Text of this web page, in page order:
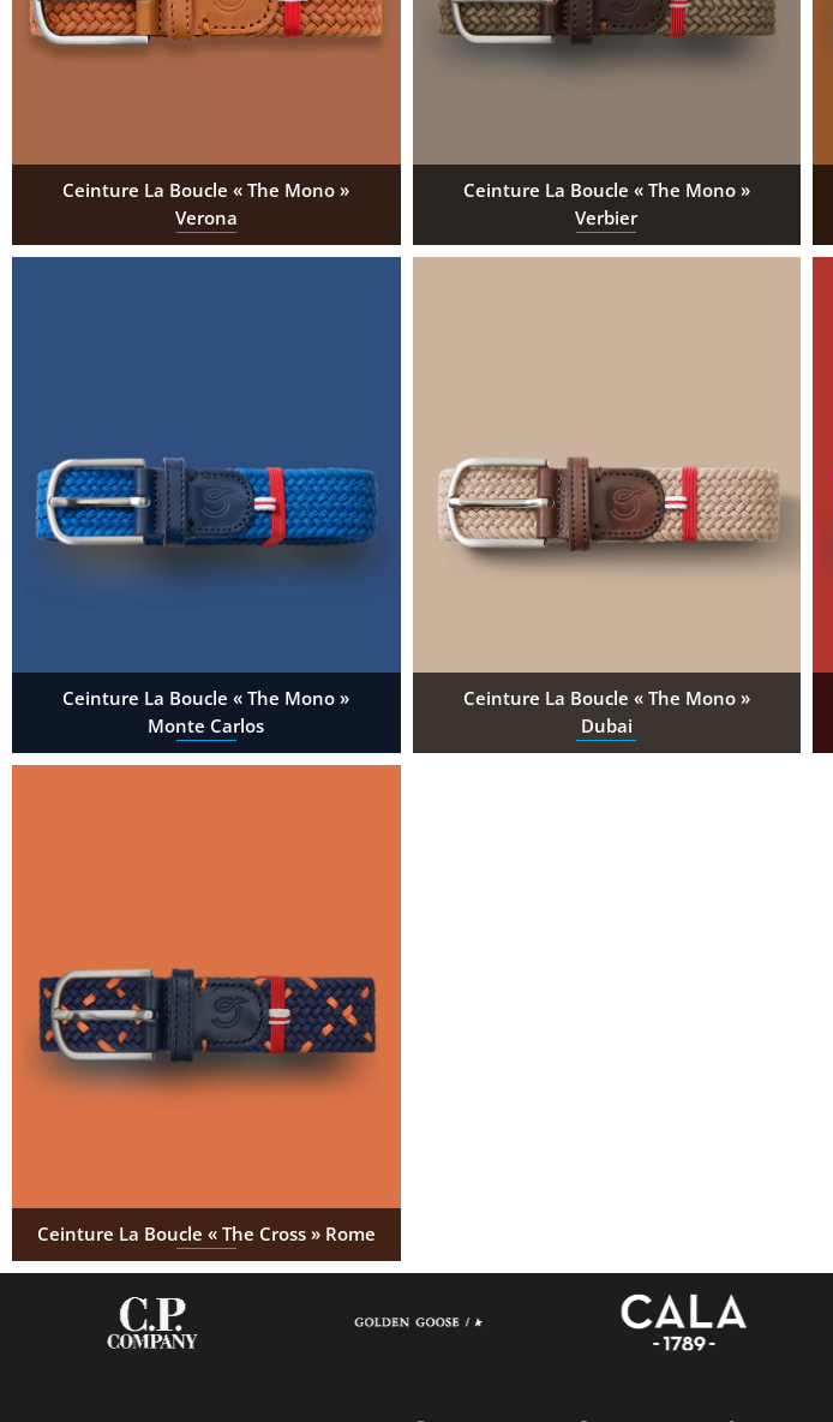
Ceinture La Boucle « The Mono »
Verona
Ceinture La Boucle « The Mono »
Verbier
Ceinture La Boucle « The Mono »
Monte Carlos
Ceinture La Boucle « The Mono »
Dubai
Ceinture La Boucle « The Cross » Rome